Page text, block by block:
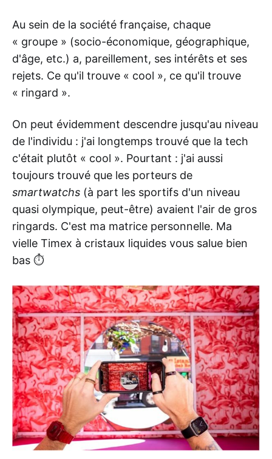
Au sein de la société française, chaque
« groupe » (socio-économique, géographique,
d'âge, etc.) a, pareillement, ses intérêts et ses
rejets. Ce qu'il trouve « cool », ce qu'il trouve
« ringard ».
On peut évidemment descendre jusqu'au niveau
de l'individu : j'ai longtemps trouvé que la tech
c'était plutôt « cool ». Pourtant : j'ai aussi
toujours trouvé que les porteurs de
smartwatchs (à part les sportifs d'un niveau
quasi olympique, peut-être) avaient l'air de gros
ringards. C'est ma matrice personnelle. Ma
vielle Timex à cristaux liquides vous salue bien
bas ⏱